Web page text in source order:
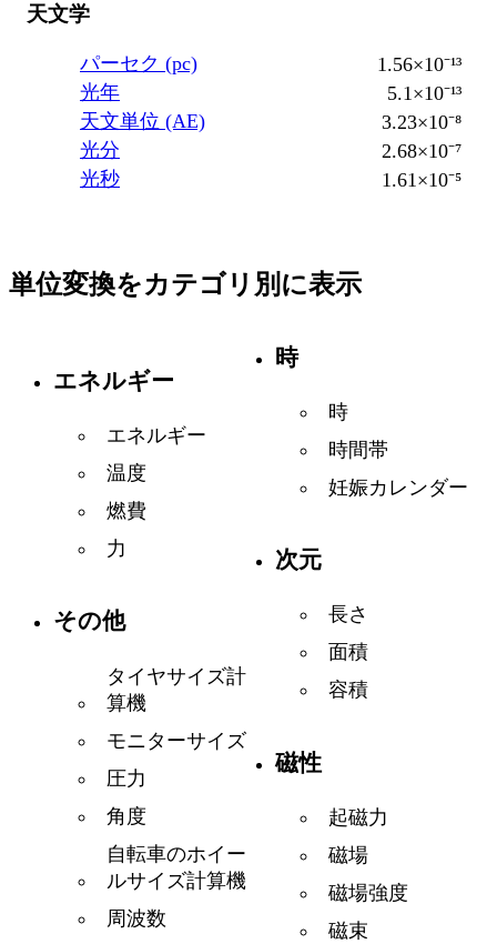
天文学
パーセク (pc)
1.56×10⁻¹³
光年
5.1×10⁻¹³
天文単位 (AE)
3.23×10⁻⁸
光分
2.68×10⁻⁷
光秒
1.61×10⁻⁵
単位変換をカテゴリ別に表示
エネルギー
エネルギー
温度
燃費
力
その他
タイヤサイズ計
算機
モニターサイズ
圧力
角度
自転車のホイー
ルサイズ計算機
周波数
時
時
時間帯
妊娠カレンダー
次元
長さ
面積
容積
磁性
起磁力
磁場
磁場強度
磁束